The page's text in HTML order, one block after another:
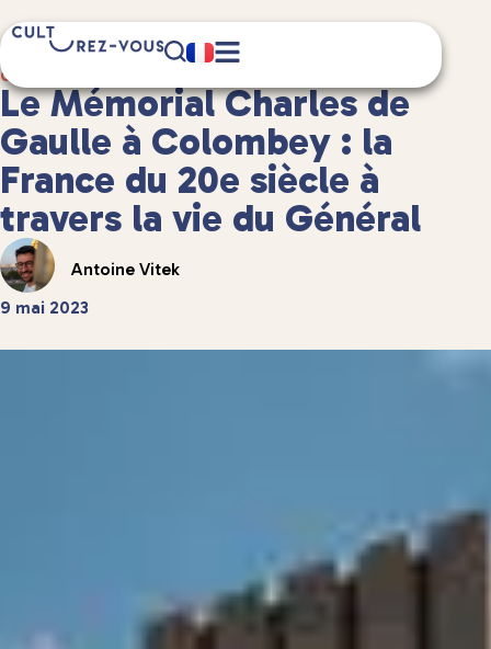
Culture
7 minute(s) de lecture
Le Mémorial Charles de
Gaulle à Colombey : la
France du 20e siècle à
travers la vie du Général
Antoine Vitek
9 mai 2023